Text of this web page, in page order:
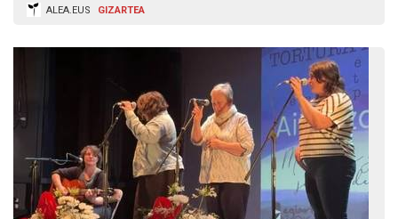
ALEA.EUS GIZARTEA